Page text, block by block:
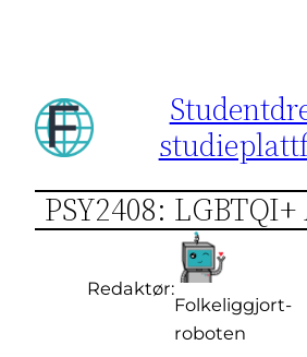
PSY2408:
Redaktør:
Folkeliggjort-
roboten